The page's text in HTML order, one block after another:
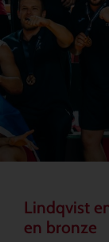
Lindqvist
en bronze